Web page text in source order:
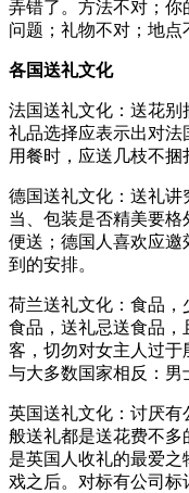
弄错了。方法不对；你
问题；礼物不对；地点
各国送礼文化
法国送礼文化：送花别
礼品选择应表示出对
用餐时，应送几枝不捆
德国送礼文化：送礼
当、包装是否精美要
便送；德国人喜欢应邀
到的安排。
荷兰送礼文化：食品
食品，送礼忌送食品
客，切勿对女主人过
与大多数国家相反：男
英国送礼文化：讨厌
般送礼都是送花费不
是英国人收礼的最爱
戏之后。对标有公司